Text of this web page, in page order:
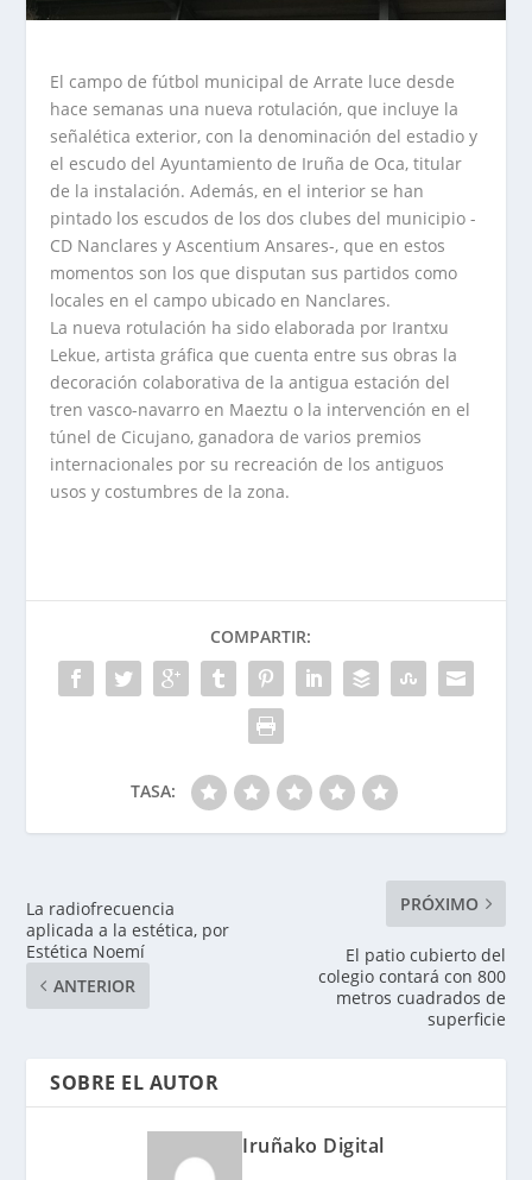
El campo de fútbol municipal de Arrate luce desde
hace semanas una nueva rotulación, que incluye la
señalética exterior, con la denominación del estadio y
el escudo del Ayuntamiento de Iruña de Oca, titular
de la instalación. Además, en el interior se han
pintado los escudos de los dos clubes del municipio -
CD Nanclares y Ascentium Ansares-, que en estos
momentos son los que disputan sus partidos como
locales en el campo ubicado en Nanclares.
La nueva rotulación ha sido elaborada por Irantxu
Lekue, artista gráfica que cuenta entre sus obras la
decoración colaborativa de la antigua estación del
tren vasco-navarro en Maeztu o la intervención en el
túnel de Cicujano, ganadora de varios premios
internacionales por su recreación de los antiguos
usos y costumbres de la zona.
COMPARTIR:
TASA:
La radiofrecuencia
aplicada a la estética, por
Estética Noemí
ANTERIOR
PRÓXIMO
El patio cubierto del
colegio contará con 800
metros cuadrados de
superficie
SOBRE EL AUTOR
Iruñako Digital